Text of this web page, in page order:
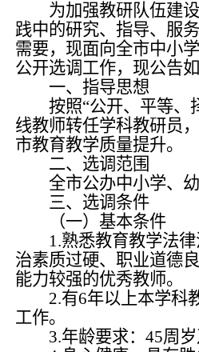
为加强教研队伍建
践中的研究、指导、服
需要，现面向全市中小
公开选调工作，现公告如
一、指导思想
按照“公开、平等、
线教师转任学科教研员
市教育教学质量提升。
二、选调范围
全市公办中小学、
三、选调条件
（一）基本条件
1.熟悉教育教学法
治素质过硬、职业道德
能力较强的优秀教师。
2.有6年以上本学科
工作。
3.年龄要求：45周